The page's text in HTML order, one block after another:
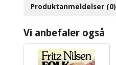
Produktanmeldelser (0)
Vi anbefaler også